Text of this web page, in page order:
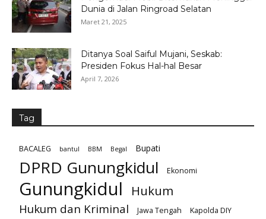
Dunia di Jalan Ringroad Selatan
Maret 21, 2025
Ditanya Soal Saiful Mujani, Seskab:
Presiden Fokus Hal-hal Besar
April 7, 2026
Tag
BACALEG bantul BBM Begal Bupati
DPRD Gunungkidul Ekonomi
Gunungkidul Hukum
Hukum dan Kriminal Jawa Tengah
Kapolda DIY